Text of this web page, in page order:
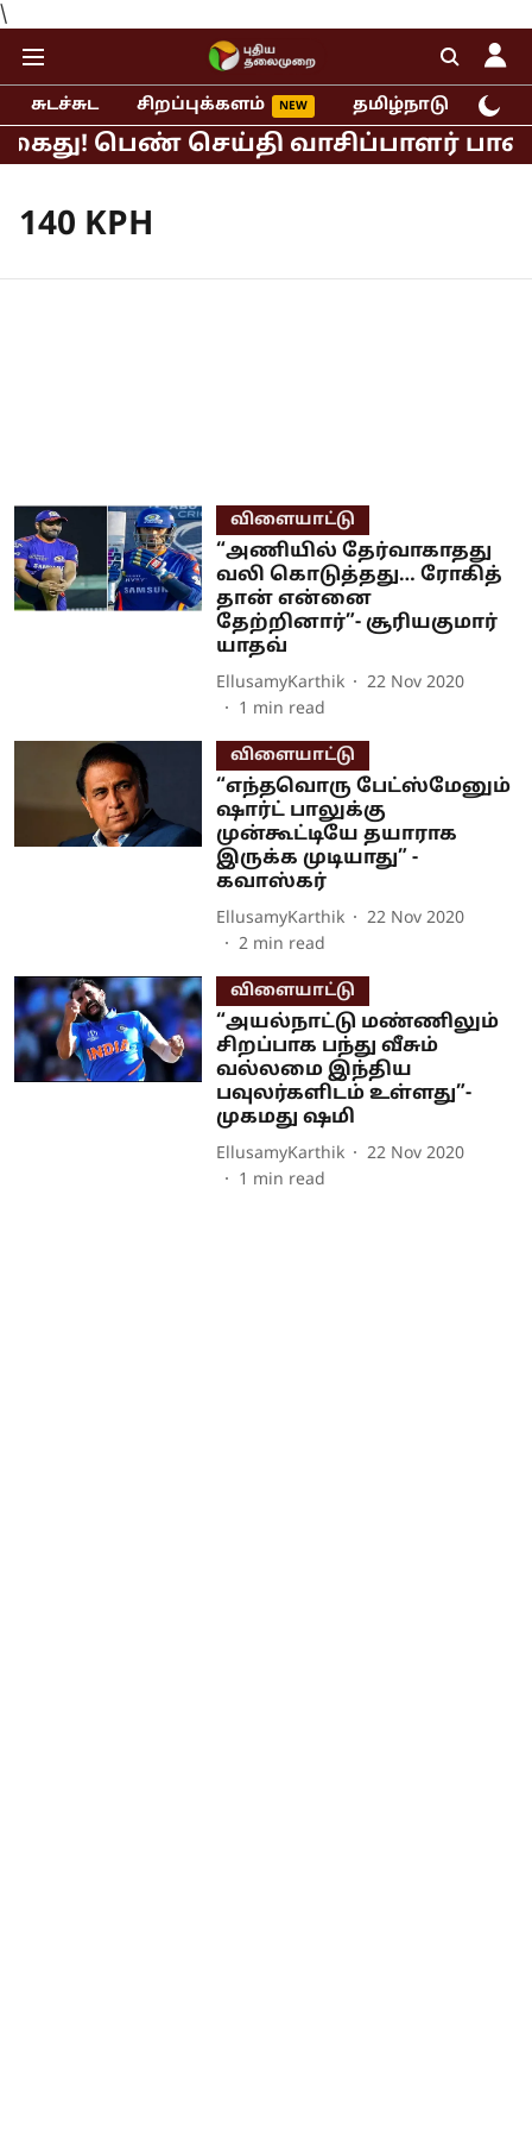
\
சுடச்சுட சிறப்புக்களம் தமிழ்நாடு
பெண் செய்தி வாசிப்பாளர்
140 KPH
விளையாட்டு
“அணியில் தேர்வாகாதது
வலி கொடுத்தது… ரோகித்
தான் என்னை
தேற்றினார்”- சூரியகுமார்
யாதவ்
EllusamyKarthik
22 Nov 2020
1 min read
விளையாட்டு
“எந்தவொரு பேட்ஸ்மேனும்
ஷார்ட் பாலுக்கு
முன்கூட்டியே தயாராக
இருக்க முடியாது” -
கவாஸ்கர்
EllusamyKarthik
22 Nov 2020
2 min read
விளையாட்டு
“அயல்நாட்டு மண்ணிலும்
சிறப்பாக பந்து வீசும்
வல்லமை இந்திய
பவுலர்களிடம் உள்ளது”-
முகமது ஷமி
EllusamyKarthik
22 Nov 2020
1 min read